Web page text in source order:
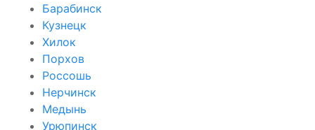
Барабинск
Кузнецк
Хилок
Порхов
Россошь
Нерчинск
Медынь
Урюпинск